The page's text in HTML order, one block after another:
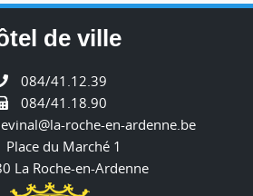
de ville
084/41.12.39
084/41.18.90
roche-en-ardenne.be
Place du Marché 1
La Roche-en-Ardenne